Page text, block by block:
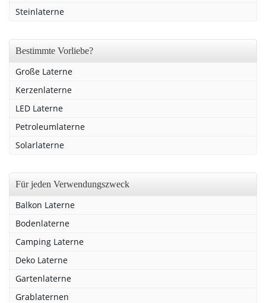
Steinlaterne
Bestimmte Vorliebe?
Große Laterne
Kerzenlaterne
LED Laterne
Petroleumlaterne
Solarlaterne
Für jeden Verwendungszweck
Balkon Laterne
Bodenlaterne
Camping Laterne
Deko Laterne
Gartenlaterne
Grablaternen